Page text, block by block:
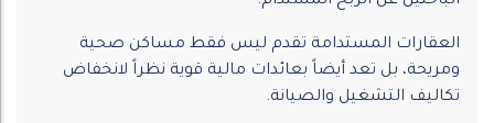
العقارات المستدامة تقدم ليس فقط مساكن صحية
ومريحة، بل تعد أيضاً بعائدات مالية قوية نظراً لانخفاض
تكاليف التشغيل والصيانة.